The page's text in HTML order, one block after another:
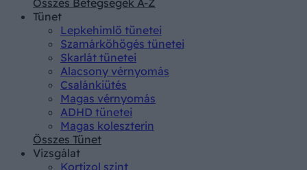
Tünet
Lepkehimlő tünetei
Szamárköhögés tünetei
Skarlát tünetei
Alacsony vérnyomás
Csalánkiütés
Magas vérnyomás
ADHD tünetei
Magas koleszterin
Összes Tünet
Vizsgálat
Kortizol szint